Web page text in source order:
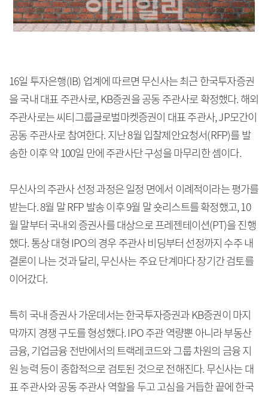
16일 투자은행(IB) 업계에 따르면 무신사는 최근 한국투자증권
을 국내 대표 주관사로, KB증권을 공동 주관사로 확정했다. 해외
주관사로는 씨티그룹글로벌마켓증권이 대표 주관사, JP모간이
공동 주관사로 참여한다. 지난 8월 입찰제안요청서(RFP)를 발
송한 이후 약 100일 만에 주관사단 구성을 마무리한 셈이다.
무신사의 주관사 선정 과정은 일정 면에서 이례적이라는 평가를
받는다. 8월 말 RFP 발송 이후 9월 말 숏리스트를 확정했고, 10
월 말부터 국내외 증권사를 대상으로 프레젠테이션(PT)을 진행
했다. 통상 대형 IPO의 경우 주관사 비딩부터 선정까지 수주 내
결론이 나는 것과 달리, 무신사는 주요 단계마다 장기간 검토를
이어갔다.
특히 국내 증권사 가운데서는 한국투자증권과 KB증권이 마지
막까지 경쟁 구도를 형성했다. IPO 주관 역량뿐 아니라 부동산
금융, 기업금융 전반에서의 트랙레코드와 그룹 차원의 금융 지
원 능력 등이 종합적으로 검토된 것으로 전해진다. 무신사는 대
표 주관사와 공동 주관사 역할을 두고 고심을 거듭한 끝에 한국